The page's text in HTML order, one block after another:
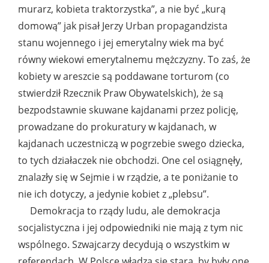
murarz, kobieta traktorzystka”, a nie być „kurą
domową” jak pisał Jerzy Urban propagandzista
stanu wojennego i jej emerytalny wiek ma być
równy wiekowi emerytalnemu mężczyzny. To zaś, że
kobiety w areszcie są poddawane torturom (co
stwierdził Rzecznik Praw Obywatelskich), że są
bezpodstawnie skuwane kajdanami przez policję,
prowadzane do prokuratury w kajdanach, w
kajdanach uczestniczą w pogrzebie swego dziecka,
to tych działaczek nie obchodzi. One cel osiągnęły,
znalazły się w Sejmie i w rządzie, a te poniżanie to
nie ich dotyczy, a jedynie kobiet z „plebsu”.
Demokracja to rządy ludu, ale demokracja
socjalistyczna i jej odpowiedniki nie mają z tym nic
wspólnego. Szwajcarzy decydują o wszystkim w